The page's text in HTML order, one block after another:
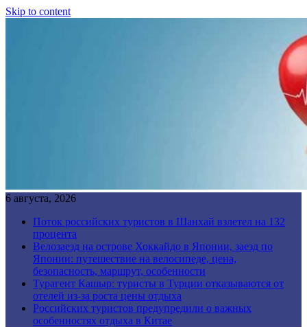
Skip to content
6 августа, 2026
Поток российских туристов в Шанхай взлетел на 132
процента
Велозаезд на острове Хоккайдо в Японии, заезд по
Японии: путешествие на велосипеде, цена,
безопасность, маршрут, особенности
Турагент Кашыр: туристы в Турции отказываются от
отелей из-за роста цены отдыха
Российских туристов предупредили о важных
особенностях отдыха в Китае